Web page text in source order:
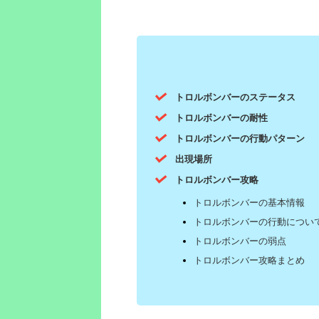
トロルボンバーのステータス
トロルボンバーの耐性
トロルボンバーの行動パターン
出現場所
トロルボンバー攻略
トロルボンバーの基本情報
トロルボンバーの行動につい
トロルボンバーの弱点
トロルボンバー攻略まとめ